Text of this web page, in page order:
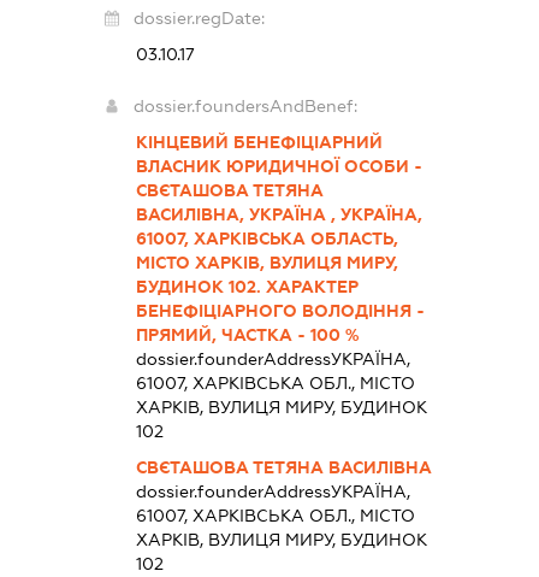
dossier.regDate:
03.10.17
dossier.foundersAndBenef:
КІНЦЕВИЙ БЕНЕФІЦІАРНИЙ
ВЛАСНИК ЮРИДИЧНОЇ ОСОБИ -
СВЄТАШОВА ТЕТЯНА
ВАСИЛІВНА, УКРАЇНА , УКРАЇНА,
61007, ХАРКІВСЬКА ОБЛАСТЬ,
МІСТО ХАРКІВ, ВУЛИЦЯ МИРУ,
БУДИНОК 102. ХАРАКТЕР
БЕНЕФІЦІАРНОГО ВОЛОДІННЯ -
ПРЯМИЙ, ЧАСТКА - 100 %
dossier.founderAddressУКРАЇНА,
61007, ХАРКІВСЬКА ОБЛ., МІСТО
ХАРКІВ, ВУЛИЦЯ МИРУ, БУДИНОК
102
СВЄТАШОВА ТЕТЯНА ВАСИЛІВНА
dossier.founderAddressУКРАЇНА,
61007, ХАРКІВСЬКА ОБЛ., МІСТО
ХАРКІВ, ВУЛИЦЯ МИРУ, БУДИНОК
102